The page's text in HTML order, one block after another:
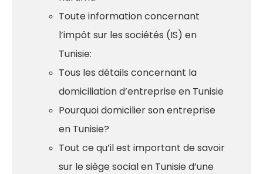
Toute information concernant
l’impôt sur les sociétés (IS) en
Tunisie:
Tous les détails concernant la
domiciliation d’entreprise en Tunisie
Pourquoi domicilier son entreprise
en Tunisie?
Tout ce qu’il est important de savoir
sur le siège social en Tunisie d’une